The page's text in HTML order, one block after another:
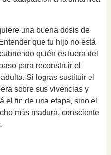
una buena dosis de
que tu hijo no está
quién es fuera del
para reconstruir el
Si logras sustituir el
sobre sus vivencias y
el fin de una etapa, sino el
más madura, consciente